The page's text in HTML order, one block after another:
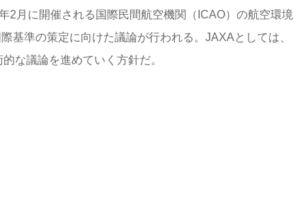
2月に開催される国際民間航空機関（ICAO）の航空環境
基準の策定に向けた議論が行われる。JAXAとしては、
な議論を進めていく方針だ。